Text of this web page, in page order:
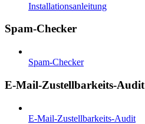
Installationsanleitung
Spam-Checker
Spam-Checker
E-Mail-Zustellbarkeits-Audit
E-Mail-Zustellbarkeits-Audit